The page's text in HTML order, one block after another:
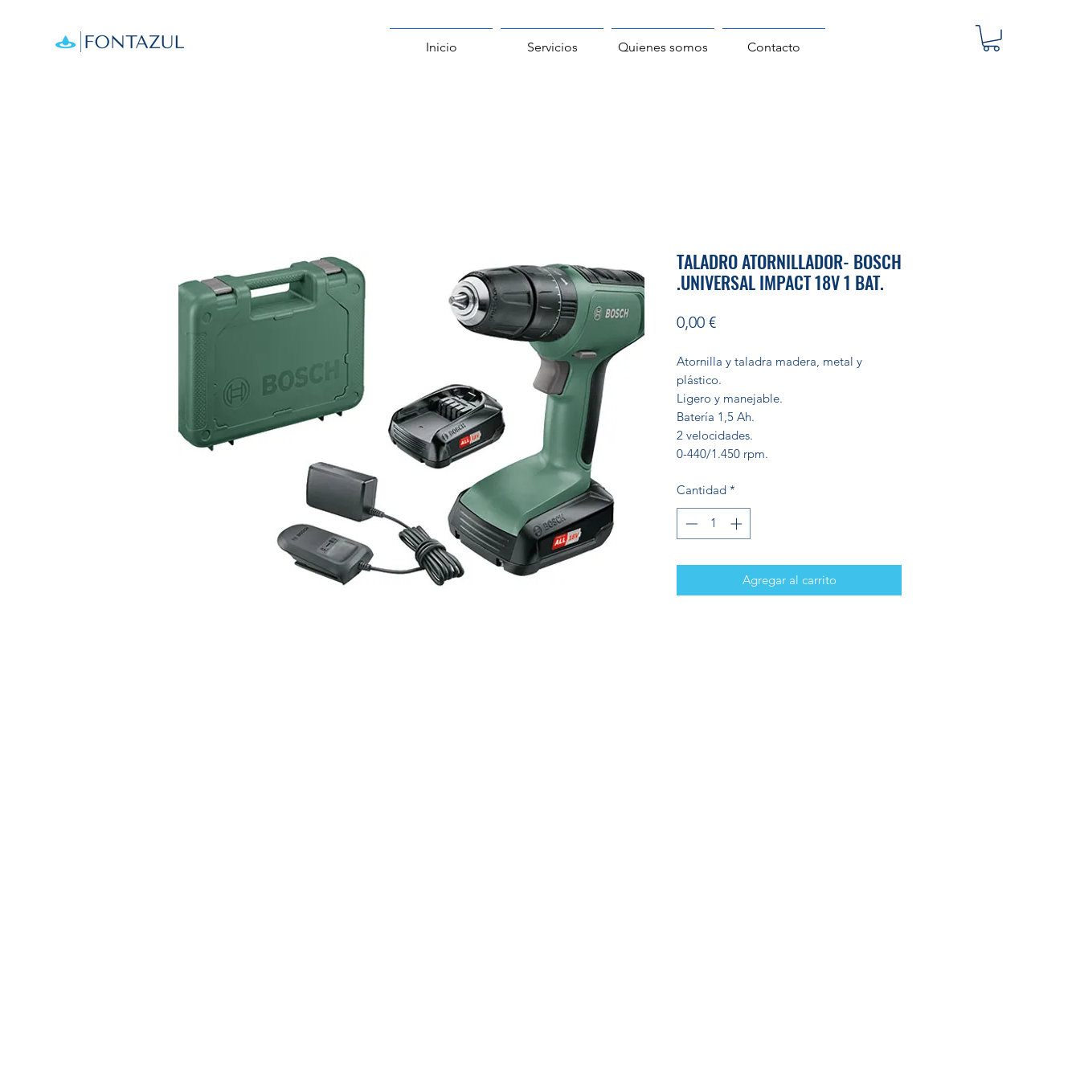
Inicio Servicios Quienes somos Contacto
TALADRO ATORNILLADOR- BOSCH
.UNIVERSAL IMPACT 18V 1 BAT.
0,00 €Precio
Atornilla y taladra madera, metal y
plástico.
Ligero y manejable.
Batería 1,5 Ah.
2 velocidades.
0-440/1.450 rpm.
Cantidad *
Agregar al carrito